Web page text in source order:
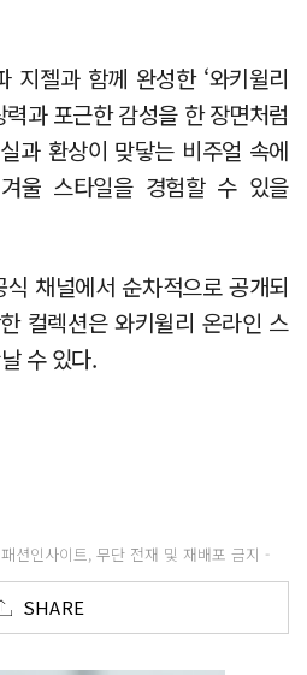
지젤과 함께 완성한 ‘와키윌리
과 포근한 감성을 한 장면처럼
과 환상이 맞닿는 비주얼 속에
울 스타일을 경험할 수 있을
채널에서 순차적으로 공개되
컬렉션은 와키윌리 온라인 스
수 있다.
션인사이트, 무단 전재 및 재배포 금지 -
SHARE